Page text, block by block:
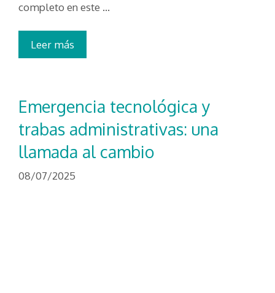
completo en este …
Leer más
Emergencia tecnológica y
trabas administrativas: una
llamada al cambio
08/07/2025